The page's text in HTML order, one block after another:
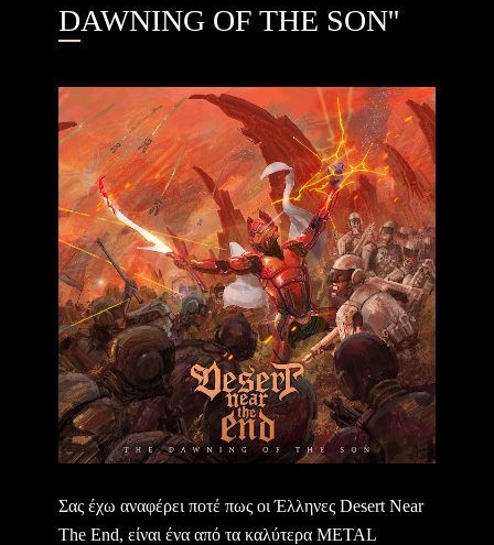
DAWNING OF THE SON''
Σας έχω αναφέρει ποτέ πως οι Έλληνες Desert Near
The End, είναι ένα από τα καλύτερα METAL